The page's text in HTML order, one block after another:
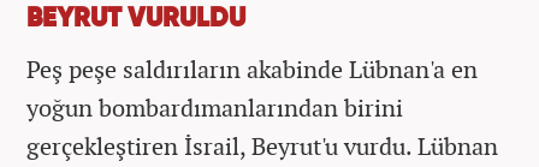
BEYRUT VURULDU
Peş peşe saldırıların akabinde Lübnan'a en
yoğun bombardımanlarından birini
gerçekleştiren İsrail, Beyrut'u vurdu. Lübnan